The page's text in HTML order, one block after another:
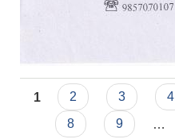
Pages
1 2 3 4
8
9